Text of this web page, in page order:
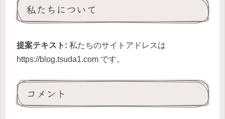
私たちについて
提案テキスト: 私たちのサイトアドレスは
https://blog.tsuda1.com です。
コメント